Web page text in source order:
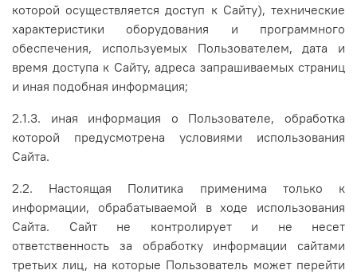
которой осуществляется доступ к Сайту), технические
характеристики оборудования и программного
обеспечения, используемых Пользователем, дата и
время доступа к Сайту, адреса запрашиваемых страниц
и иная подобная информация;
2.1.3. иная информация о Пользователе, обработка
которой предусмотрена условиями использования
Сайта.
2.2. Настоящая Политика применима только к
информации, обрабатываемой в ходе использования
Сайта. Сайт не контролирует и не несет
ответственность за обработку информации сайтами
третьих лиц, на которые Пользователь может перейти